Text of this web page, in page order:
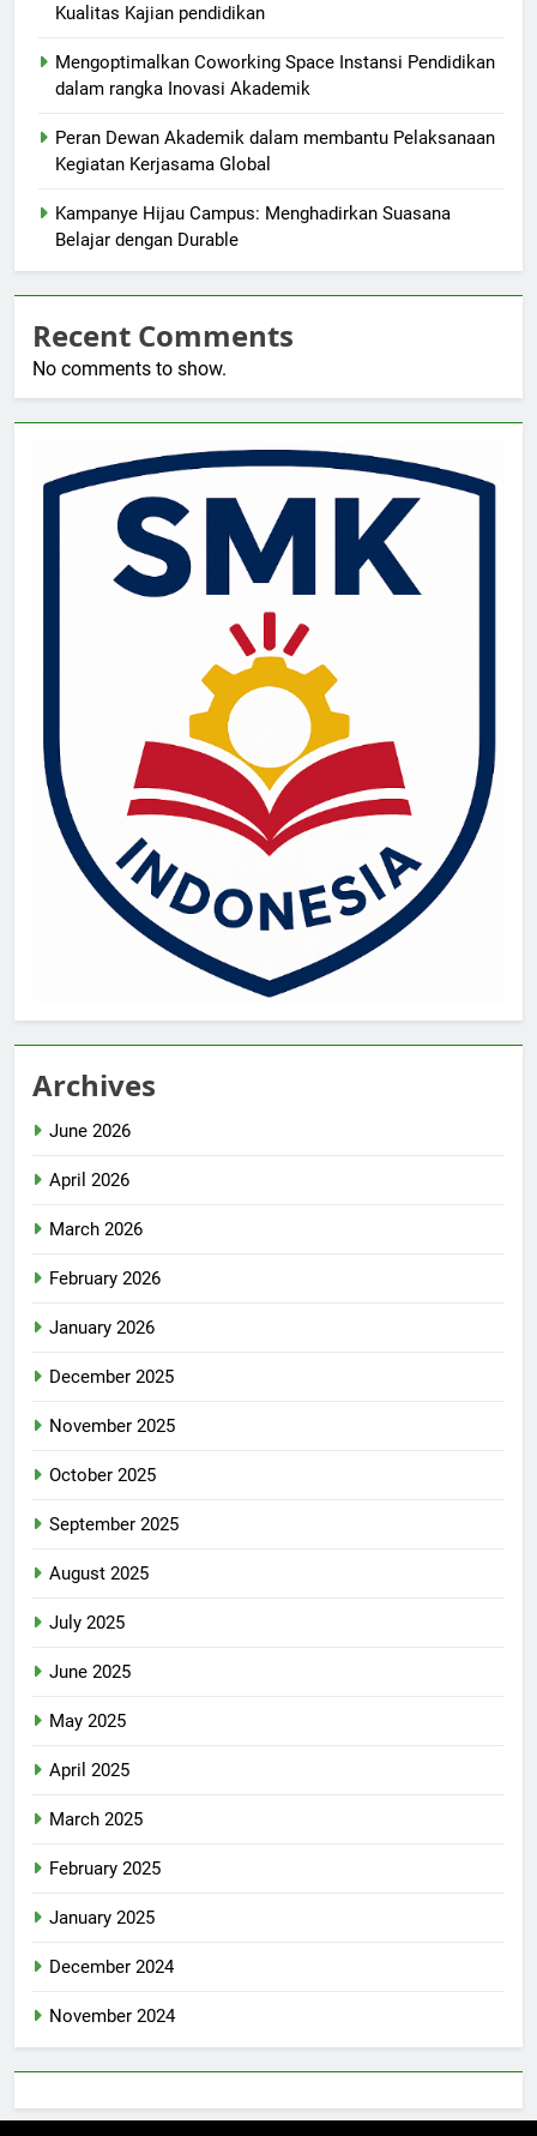
Kualitas Kajian pendidikan
Mengoptimalkan Coworking Space Instansi Pendidikan
dalam rangka Inovasi Akademik
Peran Dewan Akademik dalam membantu Pelaksanaan
Kegiatan Kerjasama Global
Kampanye Hijau Campus: Menghadirkan Suasana
Belajar dengan Durable
Recent Comments
No comments to show.
Archives
June 2026
April 2026
March 2026
February 2026
January 2026
December 2025
November 2025
October 2025
September 2025
August 2025
July 2025
June 2025
May 2025
April 2025
March 2025
February 2025
January 2025
December 2024
November 2024